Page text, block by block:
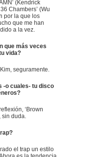
(Kendrick
Chambers’ (Wu
por la que los
que me han
a la vez.
que más veces
vida?
seguramente.
-o cuales- tu disco
‘Brown
sin duda.
el trap un estilo